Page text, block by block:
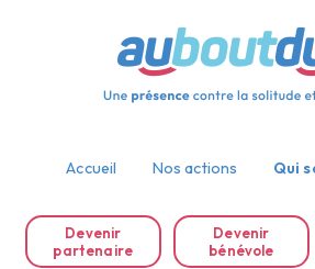
Accueil Nos actions Qui
Devenir
partenaire
Devenir
bénévole